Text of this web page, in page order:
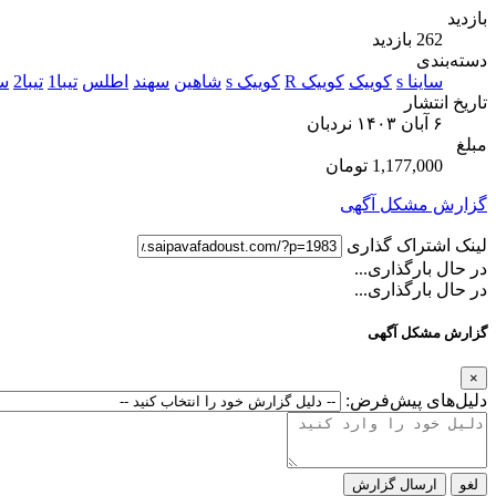
بازدید
262 بازدید
دسته‌بندی
ساینا s
کوییک کوییک R کوییک s شاهین سهند اطلس تیبا1 تیبا2
تاریخ انتشار
۶ آبان ۱۴۰۳
نردبان
مبلغ
1,177,000 تومان
گزارش مشکل آگهی
لینک اشتراک گذاری
در حال بارگذاری...
در حال بارگذاری...
گزارش مشکل آگهی
×
دلیل‌های پیش‌فرض:
لغو ارسال گزارش